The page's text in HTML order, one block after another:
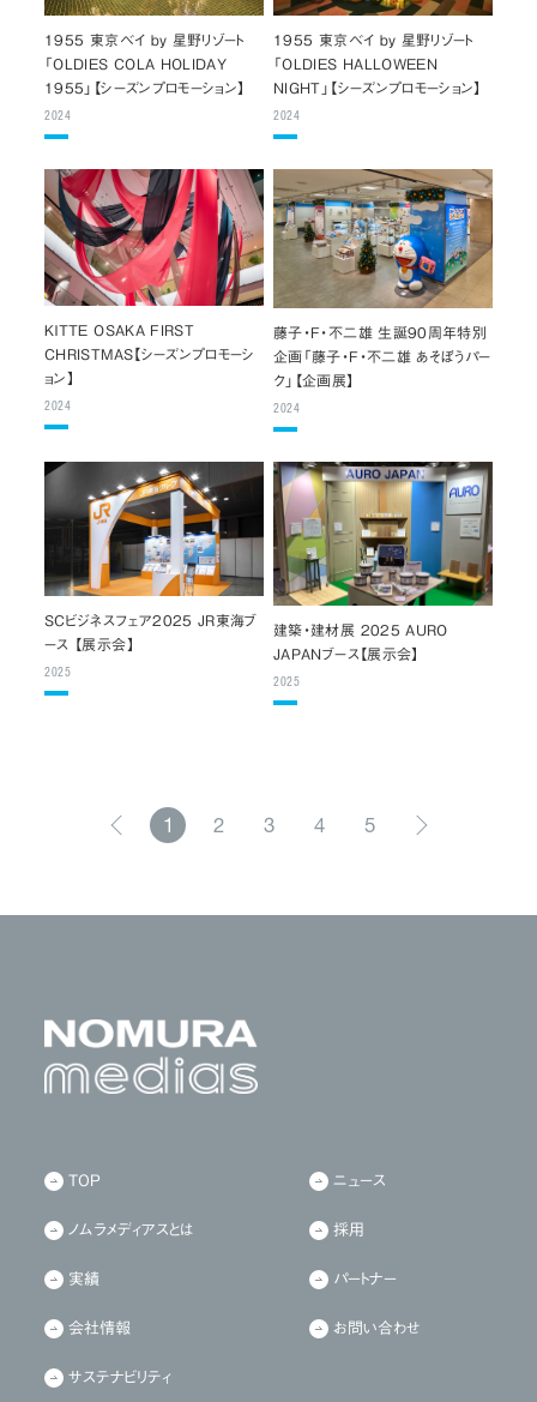
1955 東京ベイ by 星野リゾート
「OLDIES COLA HOLIDAY
1955」【シーズンプロモーション】
2024
1955 東京ベイ by 星野リゾート
「OLDIES HALLOWEEN
NIGHT」【シーズンプロモーション】
2024
ＫＩＴＴＥ OSAKA FIRST
CHRISTMAS【シーズンプロモーシ
ョン】
2024
藤子・F・不二雄 生誕90周年特別
企画「藤子・F・不二雄 あそぼうパー
ク」【企画展】
2024
SCビジネスフェア2025 JR東海ブ
ース 【展示会】
2025
建築・建材展 2025 AURO
JAPANブース【展示会】
2025
1 2 3 4 5
TOP
ノムラメディアスとは
実績
会社情報
サステナビリティ
ニュース
採用
パートナー
お問い合わせ